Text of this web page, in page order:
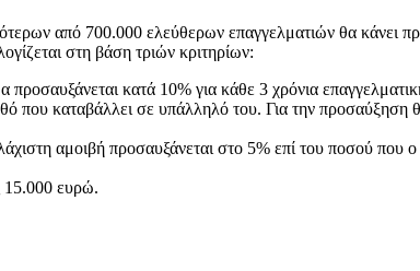
από 700.000 ελεύθερων επαγγελματιών θα κάνει
στη βάση τριών κριτηρίων:
κατά 10% για κάθε 3 χρόνια
που καταβάλλει σε υπάλληλό του. Για την
αμοιβή προσαυξάνεται στο 5% επί του ποσού
15.000 ευρώ.